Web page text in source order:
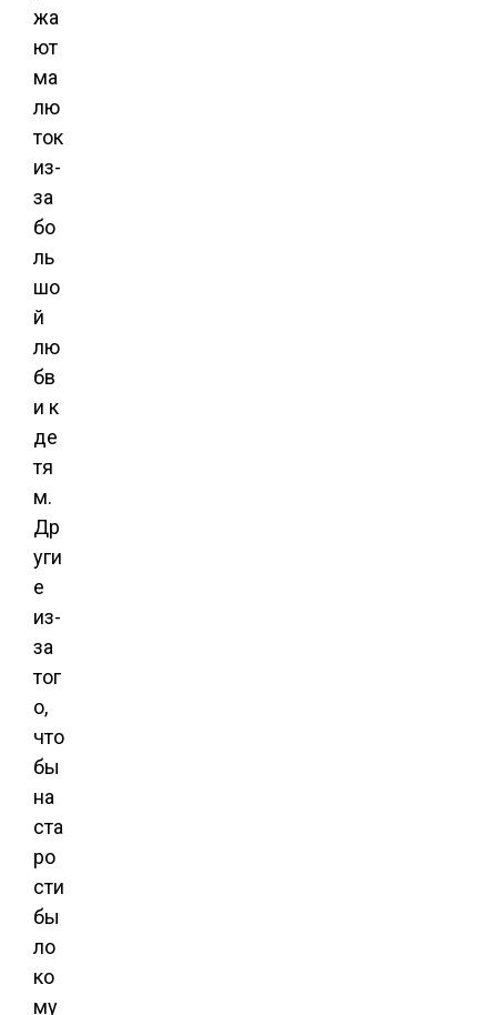
жа
ют
ма
лю
ток
из-
за
бо
ль
шо
й
лю
бв
и к
де
тя
м.
Др
уги
е
из-
за
тог
о,
что
бы
на
ста
ро
сти
бы
ло
ко
му